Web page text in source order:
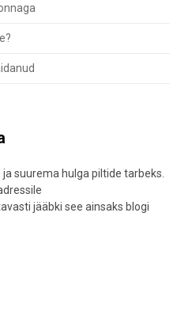
suurema hulga piltide tarbeks.
jääbki see ainsaks blogi